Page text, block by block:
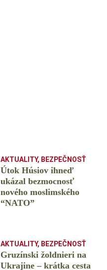
AKTUALITY, BEZPEČNOSŤ
Útok Húsiov ihneď
ukázal bezmocnosť
nového moslimského
“NATO”
AKTUALITY, BEZPEČNOSŤ
Gruzínski žoldnieri na
Ukrajine – krátka cesta